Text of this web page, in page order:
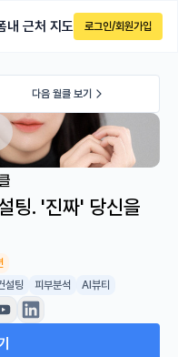
내 근처 지도 로그인/회원가입
다음 월클 보기
팅. '진짜' 당신을
설팅 피부분석 AI뷰티